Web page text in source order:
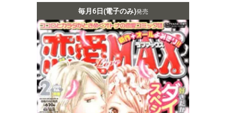
毎月6日(電子のみ)発売